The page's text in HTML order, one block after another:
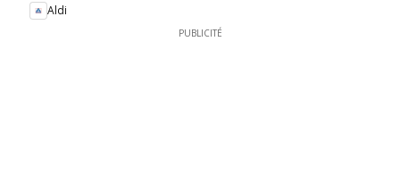
Aldi
PUBLICITÉ